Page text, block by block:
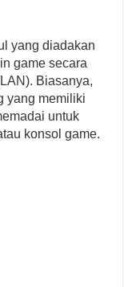
yang diadakan
game secara
Biasanya,
yang memiliki
untuk
konsol game.